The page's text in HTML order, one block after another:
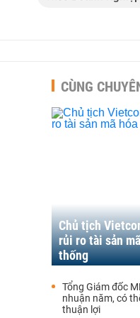
CÙNG
Chủ tịch
rủi ro tài sản
thống
Tổng Giám đốc
nhuận năm, có
thuận lợi